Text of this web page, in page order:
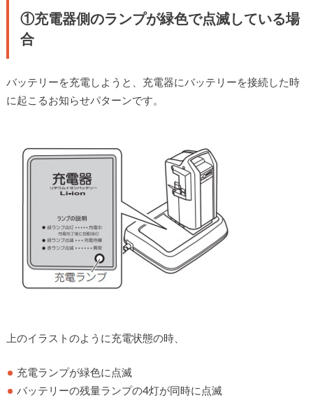
①充電器側のランプが緑色で点滅している場
合
バッテリーを充電しようと、充電器にバッテリーを接続した時
に起こるお知らせパターンです。
上のイラストのように充電状態の時、
充電ランプが緑色に点滅
バッテリーの残量ランプの4灯が同時に点滅